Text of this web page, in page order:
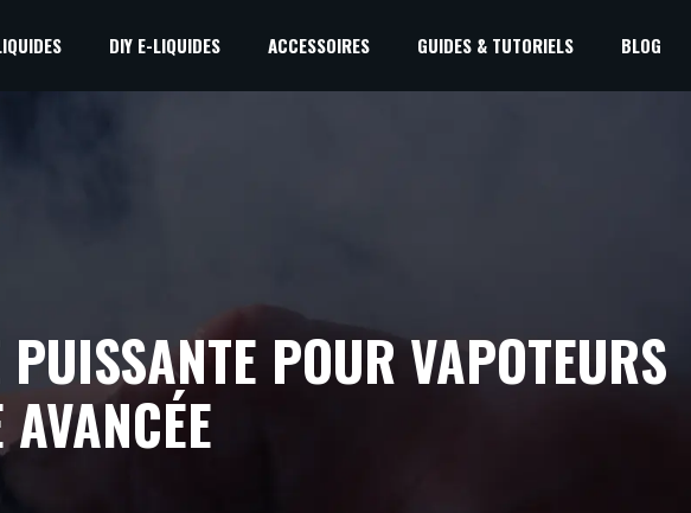
DIY E-LIQUIDES ACCESSOIRES GUIDES & TUTORIELS BLOG
POUR VAPOTEURS